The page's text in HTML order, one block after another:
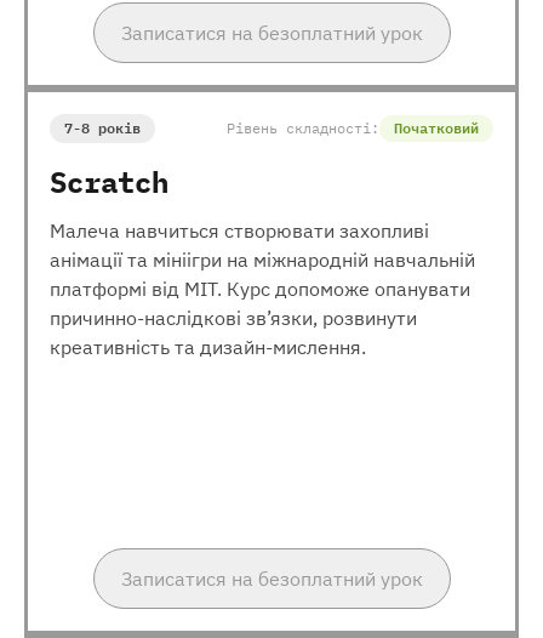
Записатися на безоплатний урок
7-8 років Рівень складності: Початковий
Scratch
Малеча навчиться створювати захопливі
анімації та мініігри на міжнародній навчальній
платформі від МІТ. Курс допоможе опанувати
причинно-наслідкові зв’язки, розвинути
креативність та дизайн-мислення.
Записатися на безоплатний урок